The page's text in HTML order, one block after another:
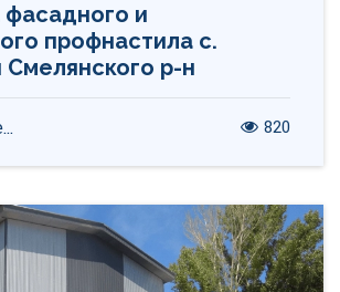
и
профнастила с.
Смелянского р-н
820